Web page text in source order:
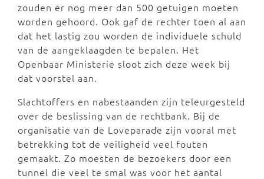
zouden er nog meer dan 500 getuigen moeten
worden gehoord. Ook gaf de rechter toen al aan
dat het lastig zou worden de individuele schuld
van de aangeklaagden te bepalen. Het
Openbaar Ministerie sloot zich deze week bij
dat voorstel aan.
Slachtoffers en nabestaanden zijn teleurgesteld
over de beslissing van de rechtbank. Bij de
organisatie van de Loveparade zijn vooral met
betrekking tot de veiligheid veel fouten
gemaakt. Zo moesten de bezoekers door een
tunnel die veel te smal was voor het aantal